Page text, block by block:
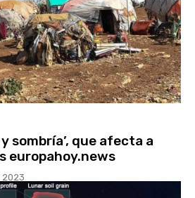
sombría’, que afecta a
europahoy.news
2023